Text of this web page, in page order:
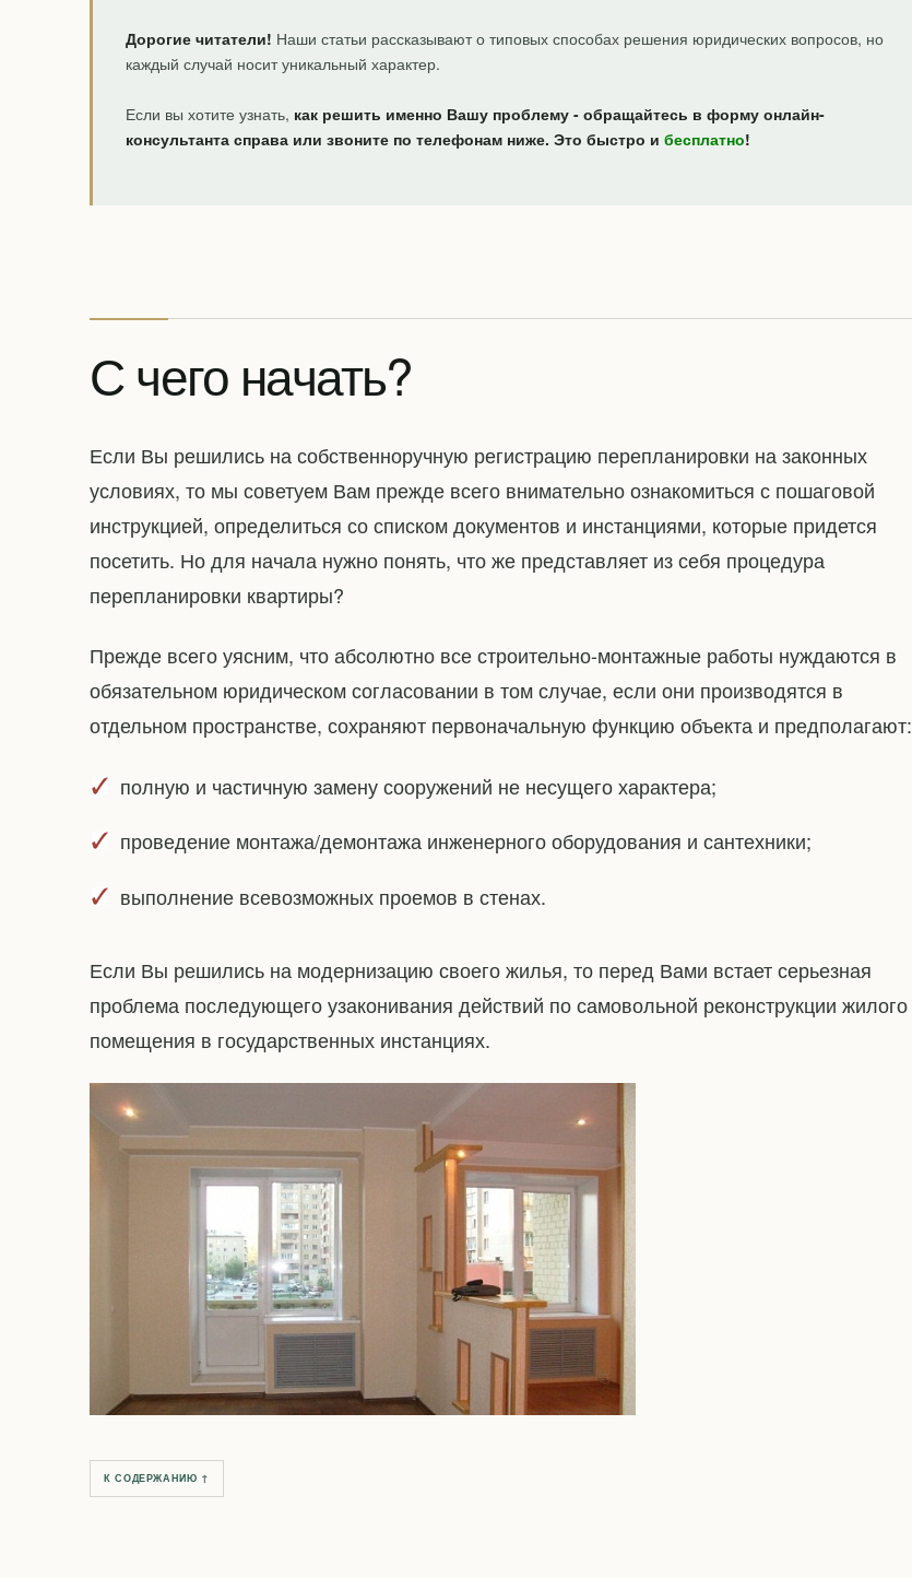
Дорогие читатели! Наши статьи рассказывают о типовых способах решения юридических вопросов, но
каждый случай носит уникальный характер.
Если вы хотите узнать, как решить именно Вашу проблему - обращайтесь в форму онлайн-
консультанта справа или звоните по телефонам ниже. Это быстро и бесплатно!
С чего начать?
Если Вы решились на собственноручную регистрацию перепланировки на законных
условиях, то мы советуем Вам прежде всего внимательно ознакомиться с пошаговой
инструкцией, определиться со списком документов и инстанциями, которые придется
посетить. Но для начала нужно понять, что же представляет из себя процедура
перепланировки квартиры?
Прежде всего уясним, что абсолютно все строительно-монтажные работы нуждаются в
обязательном юридическом согласовании в том случае, если они производятся в
отдельном пространстве, сохраняют первоначальную функцию объекта и предполагают:
полную и частичную замену сооружений не несущего характера;
проведение монтажа/демонтажа инженерного оборудования и сантехники;
выполнение всевозможных проемов в стенах.
Если Вы решились на модернизацию своего жилья, то перед Вами встает серьезная
проблема последующего узаконивания действий по самовольной реконструкции жилого
помещения в государственных инстанциях.
К СОДЕРЖАНИЮ ↑